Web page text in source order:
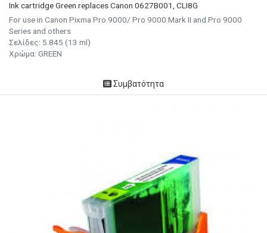
Ink cartridge Green replaces Canon 0627B001, CLI8G
For use in Canon Pixma Pro 9000/ Pro 9000 Mark II and Pro 9000
Series and others
Σελίδες: 5.845 (13 ml)
Χρώμα: GREEN
Συμβατότητα